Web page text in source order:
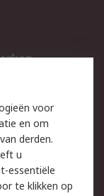
voor
en om
derden.
u
essentiële
te klikken op